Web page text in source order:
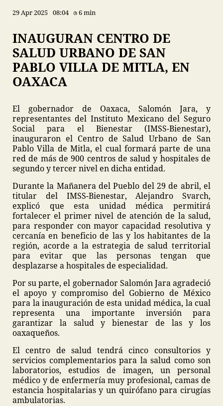
29 Apr 2025 08:04 6 min
INAUGURAN CENTRO DE
SALUD URBANO DE SAN
PABLO VILLA DE MITLA, EN
OAXACA
El gobernador de Oaxaca, Salomón Jara, y
representantes del Instituto Mexicano del Seguro
Social para el Bienestar (IMSS-Bienestar),
inauguraron el Centro de Salud Urbano de San
Pablo Villa de Mitla, el cual formará parte de una
red de más de 900 centros de salud y hospitales de
segundo y tercer nivel en dicha entidad.
Durante la Mañanera del Pueblo del 29 de abril, el
titular del IMSS-Bienestar, Alejandro Svarch,
explicó que esta unidad médica permitirá
fortalecer el primer nivel de atención de la salud,
para responder con mayor capacidad resolutiva y
cercanía en beneficio de las y los habitantes de la
región, acorde a la estrategia de salud territorial
para evitar que las personas tengan que
desplazarse a hospitales de especialidad.
Por su parte, el gobernador Salomón Jara agradeció
el apoyo y compromiso del Gobierno de México
para la inauguración de esta unidad médica, la cual
representa una importante inversión para
garantizar la salud y bienestar de las y los
oaxaqueños.
El centro de salud tendrá cinco consultorios y
servicios complementarios para la salud como son
laboratorios, estudios de imagen, un personal
médico y de enfermería muy profesional, camas de
estancia hospitalarias y un quirófano para cirugías
ambulatorias.